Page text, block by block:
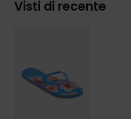
Visti di recente